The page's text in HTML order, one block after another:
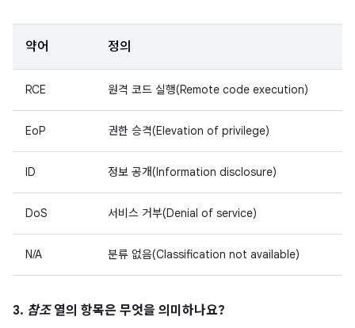
약어 정의
RCE 원격 코드 실행(Remote code execution)
EoP 권한 승격(Elevation of privilege)
ID 정보 공개(Information disclosure)
DoS 서비스 거부(Denial of service)
N/A 분류 없음(Classification not available)
3. 참조열의 항목은 무엇을 의미하나요?